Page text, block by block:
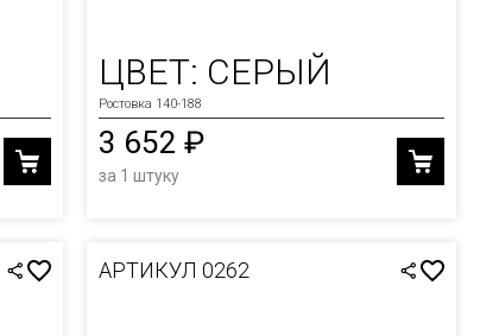
ЦВЕТ: СЕРЫЙ
Ростовка 140-188
3 652 ₽
за 1 штуку
АРТИКУЛ 0262